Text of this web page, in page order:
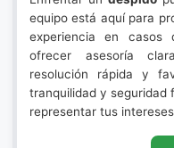
equipo está aquí para
experiencia en casos
ofrecer asesoría
resolución rápida y
tranquilidad y seguridad
representar tus